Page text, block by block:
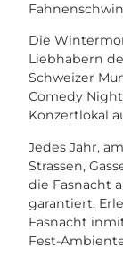
Die
Liebhabern
Schweizer
Comedy
Konzertlokal
Jedes Jahr,
Strassen,
die Fasnacht
garantiert.
Fasnacht
Fest-